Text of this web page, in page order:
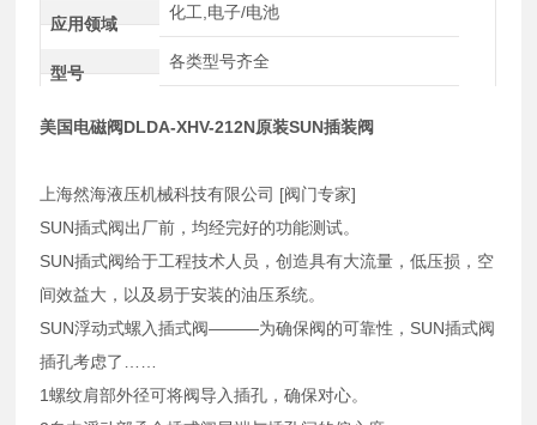
应用领域
化工,电子/电池
型号
各类型号齐全
美国电磁阀DLDA-XHV-212N原装SUN插装阀
上海然海液压机械科技有限公司 [阀门专家]
SUN插式阀出厂前，均经完好的功能测试。
SUN插式阀给于工程技术人员，创造具有大流量，低压损，空
间效益大，以及易于安装的油压系统。
SUN浮动式螺入插式阀———为确保阀的可靠性，SUN插式阀
插孔考虑了……
1螺纹肩部外径可将阀导入插孔，确保对心。